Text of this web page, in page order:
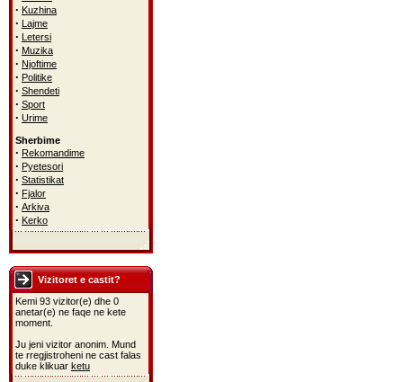
· Kuzhina
· Lajme
· Letersi
· Muzika
· Njoftime
· Politike
· Shendeti
· Sport
· Urime
Sherbime
· Rekomandime
· Pyetesori
· Statistikat
· Fjalor
· Arkiva
· Kerko
Vizitoret e castit?
Kemi 93 vizitor(e) dhe 0
anetar(e) ne faqe ne kete
moment.
Ju jeni vizitor anonim. Mund
te rregjistroheni ne cast falas
duke klikuar ketu